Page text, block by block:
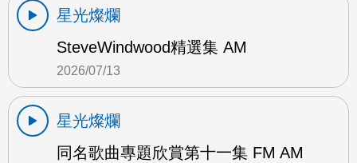
星光燦爛
SteveWindwood精選集 AM
2026/07/13
星光燦爛
同名歌曲專題欣賞第十一集 FM AM